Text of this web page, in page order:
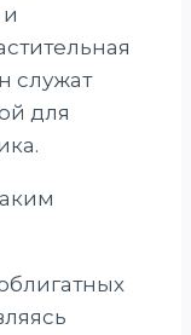
служат
для